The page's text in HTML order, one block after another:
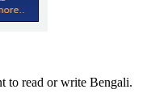
to read or write Bengali.